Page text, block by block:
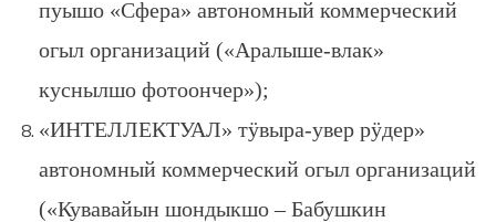
пуышо «Сфера» автономный коммерческий
огыл организаций («Аралыше-влак»
куснылшо фотоончер»);
«ИНТЕЛЛЕКТУАЛ» тӱвыра-увер рӱдер»
автономный коммерческий огыл организаций
(«Кувавайын шондыкшо – Бабушкин